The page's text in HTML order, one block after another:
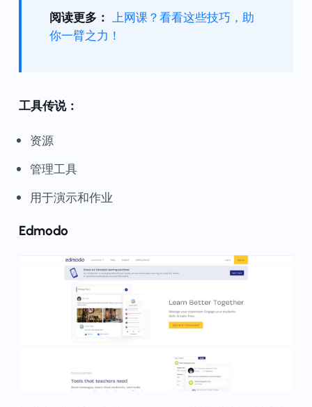
阅读更多： 上网课？看看这些技巧，助
你一臂之力！
工具传说：
资源
管理工具
用于演示和作业
Edmodo